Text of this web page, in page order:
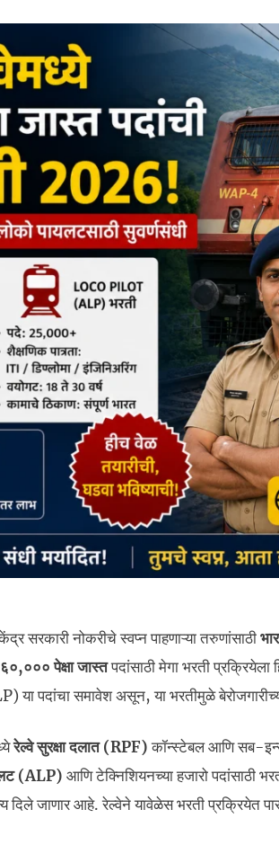
सरकारी नोकरीचे स्वप्न पाहणाऱ्या तरुणांसाठी
६०,००० पेक्षा जास्तपदांसाठी मेगा भरती प्रक्रियेला
पदांचा समावेश असून, या भरतीमुळे
रेल्वे सुरक्षा दलात (RPF)कॉन्स्टेबल आणि सब-
(ALP) आणि टेक्निशियनच्या हजारो पदांसाठी
दिले जाणार आहे. रेल्वेने यावेळेस भरती प्रक्रियेत